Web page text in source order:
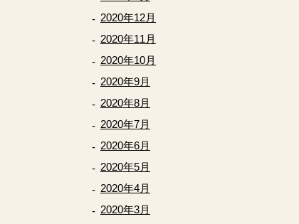
2020年12月
2020年11月
2020年10月
2020年9月
2020年8月
2020年7月
2020年6月
2020年5月
2020年4月
2020年3月